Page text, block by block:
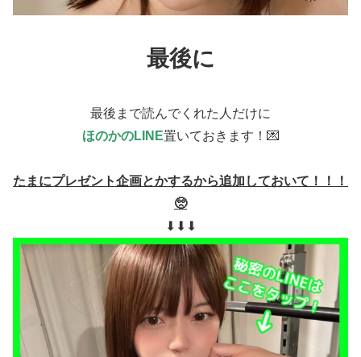
最後に
最後まで読んでくれた人だけに
ほのかのLINE置いておきます！💌
たまにプレゼント企画とかするから追加しておいて！！！
🥺
⬇︎⬇︎⬇︎